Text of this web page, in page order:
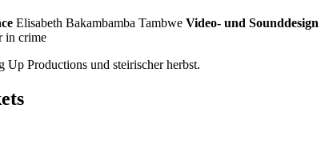
Elisabeth Bakambamba Tambwe Video- und Sounddesign
in crime
Up Productions und steirischer herbst.